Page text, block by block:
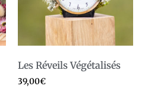
Les Réveils Végétalisés
39,00€